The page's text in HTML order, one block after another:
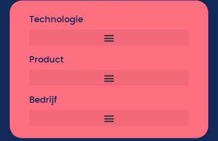
Technologie
Product
Bedrijf